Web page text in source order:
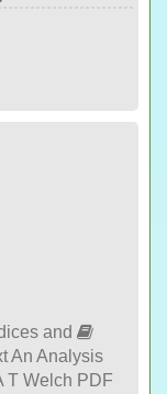
and
An Analysis
T Welch PDF